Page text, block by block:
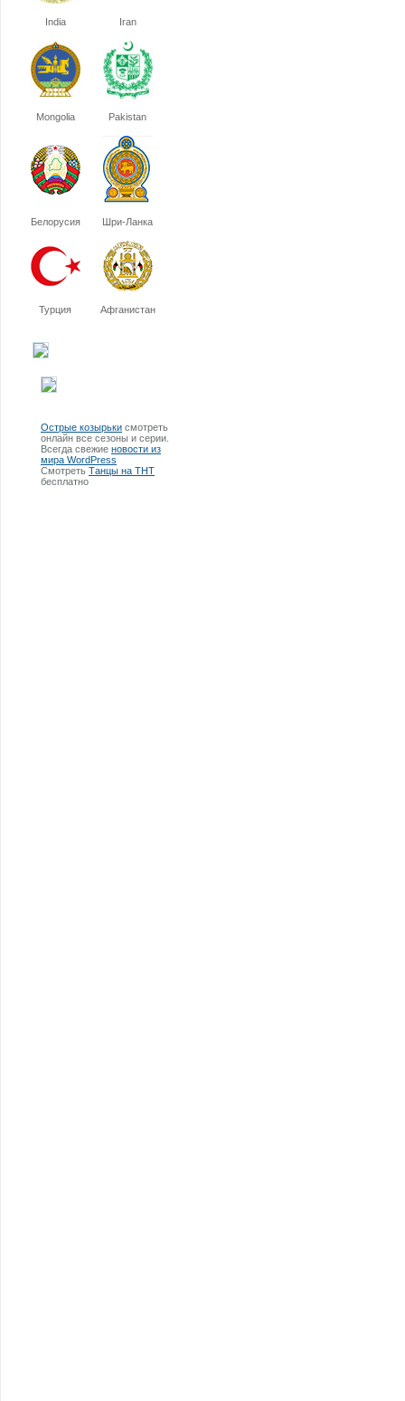
India Iran
Mongolia Pakistan
Белорусия Шри-Ланка
Турция Афганистан
Острые козырьки смотреть
онлайн все сезоны и серии.
Всегда свежие новости из
мира WordPress
Смотреть Танцы на ТНТ
бесплатно